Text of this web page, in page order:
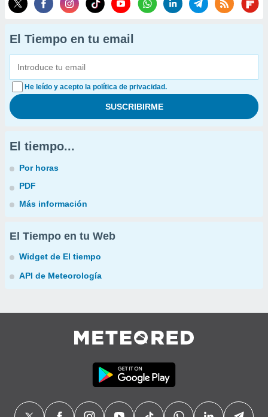
El Tiempo en tu email
He leído y acepto la política de privacidad.
El tiempo...
Por horas
PDF
Más información
El Tiempo en tu Web
Widget de El tiempo
API de Meteorología